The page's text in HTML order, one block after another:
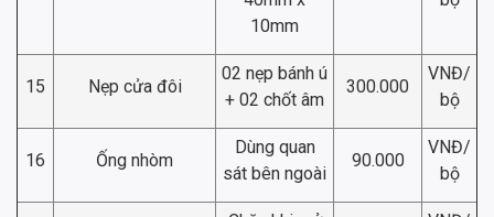
10mm
15 Nẹp cửa đôi
02 nẹp bánh ú
+ 02 chốt âm
300.000
VNĐ/
bộ
16 Ống nhòm
Dùng quan
sát bên ngoài
90.000
VNĐ/
bộ